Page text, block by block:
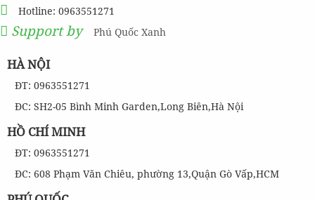
Hotline: 0963551271
Support by Phú Quốc Xanh
HÀ NỘI
ĐT: 0963551271
ĐC: SH2-05 Bình Minh Garden,Long Biên,Hà Nội
HỒ CHÍ MINH
ĐT: 0963551271
ĐC: 608 Phạm Văn Chiêu, phường 13,Quận Gò Vấp,HCM